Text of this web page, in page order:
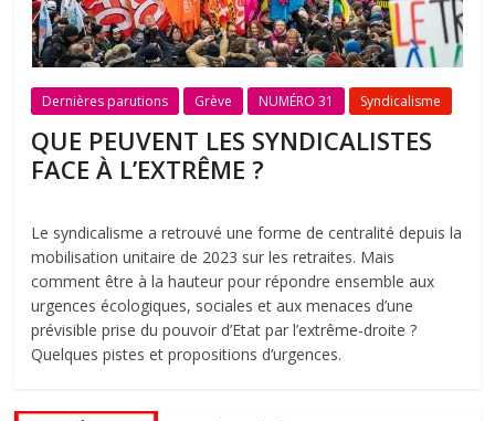
Dernières parutions Grève NUMÉRO 31 Syndicalisme
QUE PEUVENT LES SYNDICALISTES
FACE À L’EXTRÊME ?
Le syndicalisme a retrouvé une forme de centralité depuis la
mobilisation unitaire de 2023 sur les retraites. Mais
comment être à la hauteur pour répondre ensemble aux
urgences écologiques, sociales et aux menaces d’une
prévisible prise du pouvoir d’Etat par l’extrême-droite ?
Quelques pistes et propositions d’urgences.